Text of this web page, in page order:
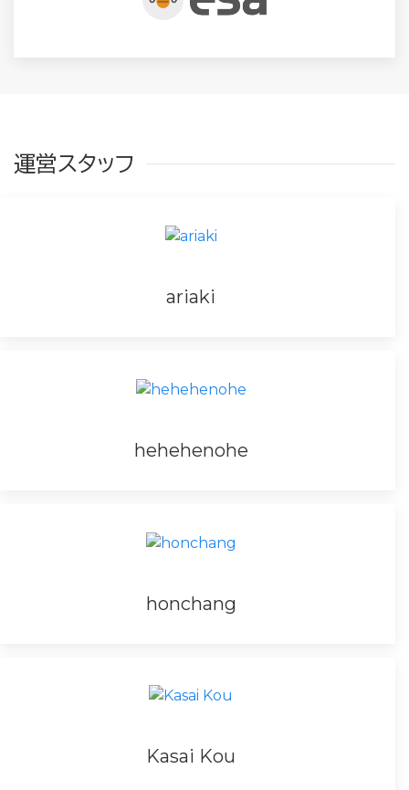
運営スタッフ
ariaki
hehehenohe
honchang
Kasai Kou